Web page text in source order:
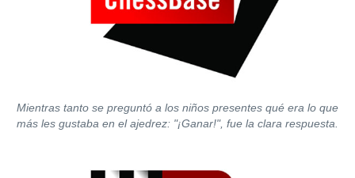
Mientras tanto se preguntó a los niños presentes qué era lo que
más les gustaba en el ajedrez: "¡Ganar!", fue la clara respuesta.